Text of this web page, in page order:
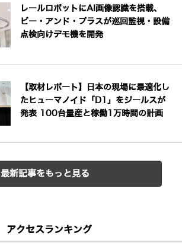
レールロボットにAI画像認識を搭載、
ビー・アンド・プラスが巡回監視・設備
点検向けデモ機を開発
【取材レポート】日本の現場に最適化し
たヒューマノイド「D1」をジールスが
発表 100台量産と稼働1万時間の計画
最新記事をもっと見る
アクセスランキング